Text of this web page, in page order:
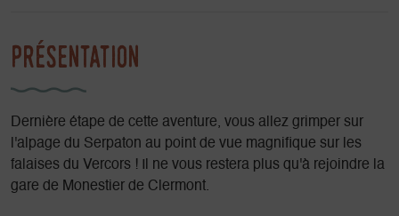
Présentation
Dernière étape de cette aventure, vous allez grimper sur
l'alpage du Serpaton au point de vue magnifique sur les
falaises du Vercors ! Il ne vous restera plus qu'à rejoindre la
gare de Monestier de Clermont.